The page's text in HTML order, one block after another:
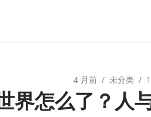
4 月前 未分类
界怎么了？人